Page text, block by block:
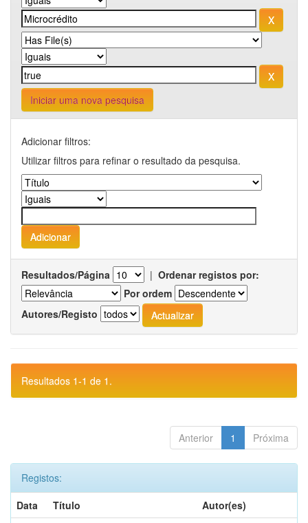
Iniciar uma nova pesquisa
Adicionar filtros:
Utilizar filtros para refinar o resultado da pesquisa.
Resultados/Página | Ordenar registos por:
Por ordem
Autores/Registo
Resultados 1-1 de 1.
Anterior 1 Próxima
Registos:
Data
Título
Autor(es)